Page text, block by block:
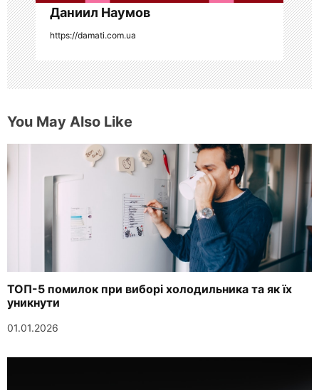
я
м
Даниил Наумов
https://damati.com.ua
You May Also Like
ТОП-5 помилок при виборі холодильника та як їх
уникнути
01.01.2026